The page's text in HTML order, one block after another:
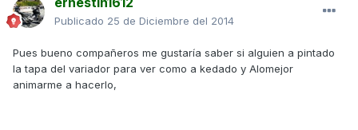
Publicado 25 de Diciembre del 2014
Pues bueno compañeros me gustaría saber si alguien a pintado
la tapa del variador para ver como a kedado y Alomejor
animarme a hacerlo,